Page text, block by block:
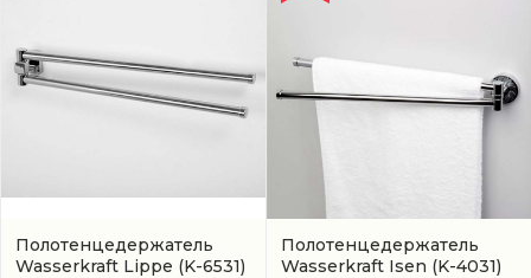
Полотенцедержатель
Wasserkraft Lippe (K-6531)
Полотенцедержатель
Wasserkraft Isen (K-4031)